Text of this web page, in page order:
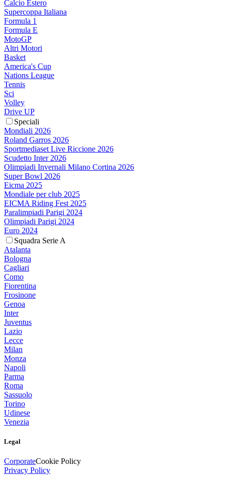
Calcio Estero
Supercoppa Italiana
Formula 1
Formula E
MotoGP
Altri Motori
Basket
America's Cup
Nations League
Tennis
Sci
Volley
Drive UP
Speciali
Mondiali 2026
Roland Garros 2026
Sportmediaset Live Riccione 2026
Scudetto Inter 2026
Olimpiadi Invernali Milano Cortina 2026
Super Bowl 2026
Eicma 2025
Mondiale per club 2025
EICMA Riding Fest 2025
Paralimpiadi Parigi 2024
Olimpiadi Parigi 2024
Euro 2024
Squadra Serie A
Atalanta
Bologna
Cagliari
Como
Fiorentina
Frosinone
Genoa
Inter
Juventus
Lazio
Lecce
Milan
Monza
Napoli
Parma
Roma
Sassuolo
Torino
Udinese
Venezia
Legal
CorporateCookie Policy
Privacy Policy